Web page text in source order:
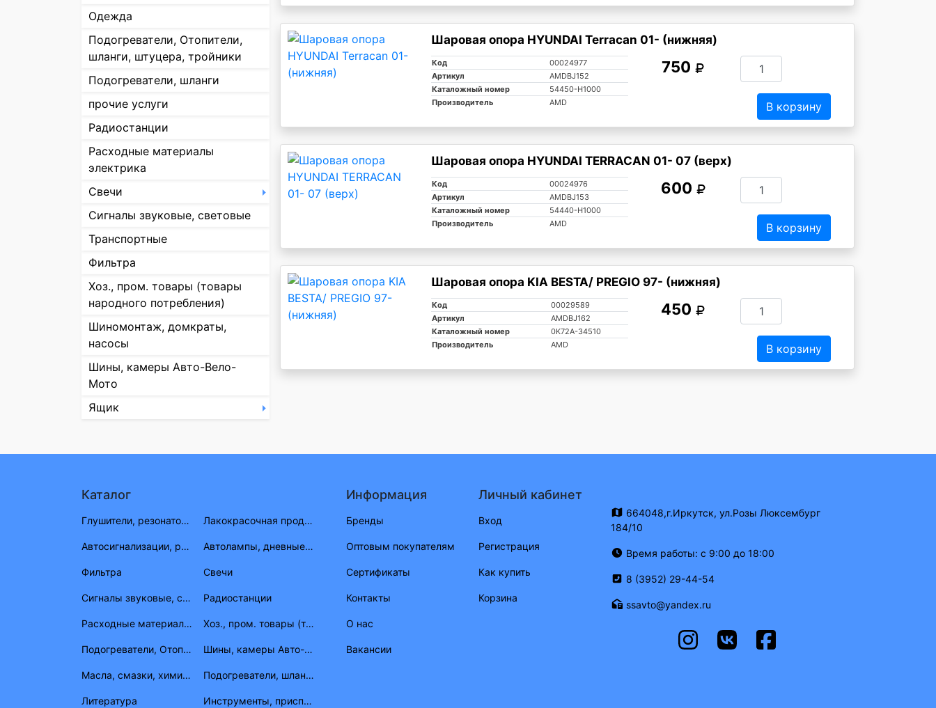
Одежда
Подогреватели, Отопители,
шланги, штуцера, тройники
Подогреватели, шланги
прочие услуги
Радиостанции
Расходные материалы
электрика
Свечи
Сигналы звуковые, световые
Транспортные
Фильтра
Хоз., пром. товары (товары
народного потребления)
Шиномонтаж, домкраты,
насосы
Шины, камеры Авто-Вело-
Мото
Ящик
Шаровая опора HYUNDAI Terracan 01- (нижняя)
Код
00024977
Артикул
AMDBJ152
Каталожный номер
54450-H1000
Производитель
AMD
750
В корзину
Шаровая опора HYUNDAI TERRACAN 01- 07 (верх)
Код
00024976
Артикул
AMDBJ153
Каталожный номер
54440-H1000
Производитель
AMD
600
В корзину
Шаровая опора KIA BESTA/ PREGIO 97- (нижняя)
Код
00029589
Артикул
AMDBJ162
Каталожный номер
0K72A-34510
Производитель
AMD
450
В корзину
Каталог
Глушители, резонаторы, приемные трубы ВАЗ, ГАЗ, УАЗ Лакокрасочная продукция (растворитель, антигравий, краска, материал)
Автосигнализации, радиостанции Автолампы, дневные огни, фары противотуманные, габаритные огни
Фильтра Свечи
Сигналы звуковые, световые Радиостанции
Расходные материалы электрика Хоз., пром. товары (товары народного потребления)
Подогреватели, Отопители, шланги, штуцера, тройники Шины, камеры Авто-Вело-Мото
Масла, смазки, химия, герметик, тосолы Подогреватели, шланги
Литература Инструменты, приспособления, приборы
Информация
Бренды
Оптовым покупателям
Сертификаты
Контакты
О нас
Вакансии
Личный кабинет
Вход
Регистрация
Как купить
Корзина
664048,г.Иркутск, ул.Розы Люксембург
184/10
Время работы: с 9:00 до 18:00
8 (3952) 29-44-54
ssavto@yandex.ru